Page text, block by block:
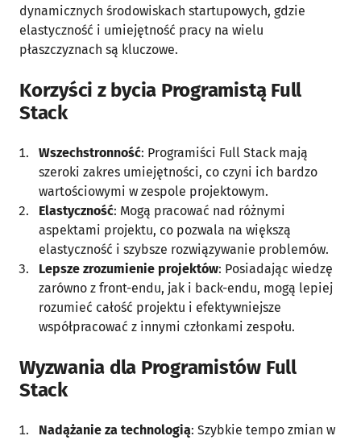
dynamicznych środowiskach startupowych, gdzie
elastyczność i umiejętność pracy na wielu
płaszczyznach są kluczowe.
Korzyści z bycia Programistą Full
Stack
Wszechstronność: Programiści Full Stack mają
szeroki zakres umiejętności, co czyni ich bardzo
wartościowymi w zespole projektowym.
Elastyczność: Mogą pracować nad różnymi
aspektami projektu, co pozwala na większą
elastyczność i szybsze rozwiązywanie problemów.
Lepsze zrozumienie projektów: Posiadając wiedzę
zarówno z front-endu, jak i back-endu, mogą lepiej
rozumieć całość projektu i efektywniejsze
współpracować z innymi członkami zespołu.
Wyzwania dla Programistów Full
Stack
Nadążanie za technologią: Szybkie tempo zmian w